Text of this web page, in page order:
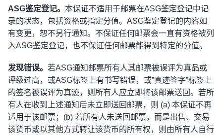
ASG鉴定登记。 本保证不适用于邮票在ASG鉴定登记中记
录的状态，包括资格或指定分值。ASG鉴定登记的内容如
有变更，恕不另行通知。不保证任何邮票会一直有资格被列
入ASG鉴定登记，也不保证任何邮票能得到特定的分值。
发现错误。 若ASG通知邮票所有人其邮票被误评为真品或
评级过高，或ASG标签上有书写错误，或”真迹签字”标签上
的签名被误评为真迹，则所有人应立即将该邮票送回。若所
有人在收到上述通知后未立即送回邮票，则 (a) 本保证不再
适用于该邮票；(b) 若所有人未送回邮票，而是出售、交易
该货币或以其他方式转让该货币的所有权，则由所有人自行